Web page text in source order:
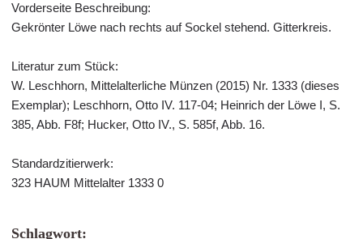
Vorderseite Beschreibung:
Gekrönter Löwe nach rechts auf Sockel stehend. Gitterkreis.
Literatur zum Stück:
W. Leschhorn, Mittelalterliche Münzen (2015) Nr. 1333 (dieses
Exemplar); Leschhorn, Otto IV. 117-04; Heinrich der Löwe I, S.
385, Abb. F8f; Hucker, Otto IV., S. 585f, Abb. 16.
Standardzitierwerk:
323 HAUM Mittelalter 1333 0
Schlagwort: